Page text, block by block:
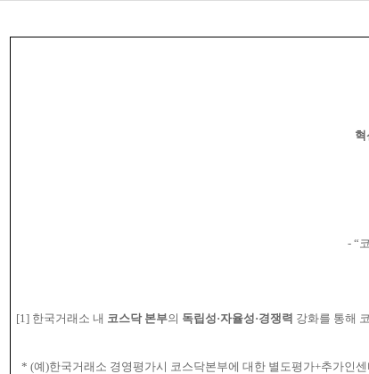
- “
[1] 한국거래소 내 코스닥 본부의 독립성·자율성·경쟁력 강화를 통해
*(예)한국거래소 경영평가시 코스닥본부에 대한 별도평가+추가인